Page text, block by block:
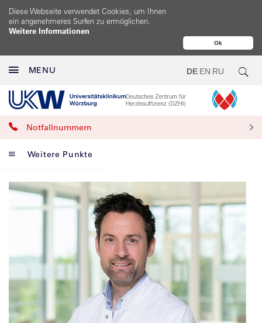
Ok
Diese Webseite verwendet Cookies, um Ihnen
ein angenehmeres Surfen zu ermöglichen.
Weitere Informationen
MENU DE EN RU
Notfallnummern
Weitere Punkte